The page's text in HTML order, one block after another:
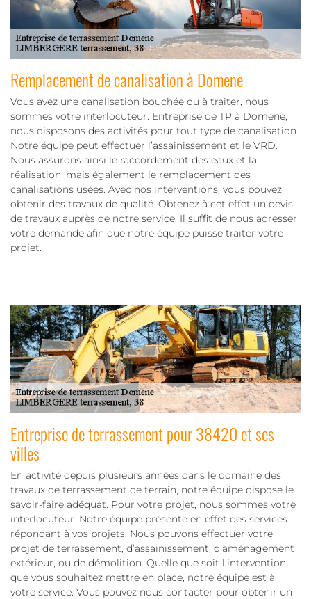
Remplacement de canalisation à Domene
Vous avez une canalisation bouchée ou à traiter, nous
sommes votre interlocuteur. Entreprise de TP à Domene,
nous disposons des activités pour tout type de canalisation.
Notre équipe peut effectuer l’assainissement et le VRD.
Nous assurons ainsi le raccordement des eaux et la
réalisation, mais également le remplacement des
canalisations usées. Avec nos interventions, vous pouvez
obtenir des travaux de qualité. Obtenez à cet effet un devis
de travaux auprès de notre service. Il suffit de nous adresser
votre demande afin que notre équipe puisse traiter votre
projet.
Entreprise de terrassement pour 38420 et ses
villes
En activité depuis plusieurs années dans le domaine des
travaux de terrassement de terrain, notre équipe dispose le
savoir-faire adéquat. Pour votre projet, nous sommes votre
interlocuteur. Notre équipe présente en effet des services
répondant à vos projets. Nous pouvons effectuer votre
projet de terrassement, d’assainissement, d’aménagement
extérieur, ou de démolition. Quelle que soit l’intervention
que vous souhaitez mettre en place, notre équipe est à
votre service. Vous pouvez nous contacter pour obtenir un